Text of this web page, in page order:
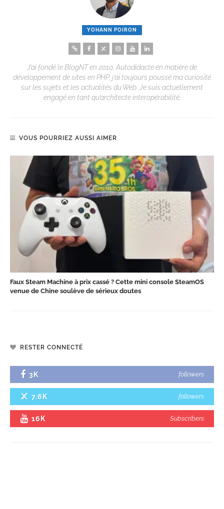
YOHANN POIRON
J’ai fondé le BlogNT en 2010. Autodidacte en matière de
développement de sites en PHP, j’ai toujours poussé ma curiosité
sur les sujets et les actualités du Web. Je suis actuellement
engagé en tant qu’architecte interopérabilité.
VOUS POURRIEZ AUSSI AIMER
Faux Steam Machine à prix cassé ? Cette mini console SteamOS
venue de Chine soulève de sérieux doutes
RESTER CONNECTÉ
3K followers
7.6K followers
16K Subscribers